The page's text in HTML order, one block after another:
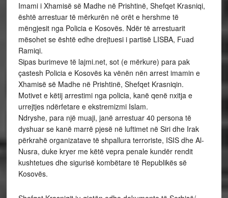
Imami i Xhamisë së Madhe në Prishtinë, Shefqet Krasniqi,
është arrestuar të mërkurën në orët e hershme të
mëngjesit nga Policia e Kosovës. Ndër të arrestuarit
mësohet se është edhe drejtuesi i partisë LISBA, Fuad
Ramiqi.
Sipas burimeve të lajmi.net, sot (e mërkure) para pak
çastesh Policia e Kosovës ka vënën nën arrest imamin e
Xhamisë së Madhe në Prishtinë, Shefqet Krasniqin.
Motivet e këtij arrestimi nga policia, kanë qenë nxitja e
urrejtjes ndërfetare e ekstremizmi Islam.
Ndryshe, para një muaji, janë arrestuar 40 persona të
dyshuar se kanë marrë pjesë në luftimet në Siri dhe Irak
përkrahë organizatave të shpallura terroriste, ISIS dhe Al-
Nusra, duke kryer me këtë vepra penale kundër rendit
kushtetues dhe sigurisë kombëtare të Republikës së
Kosovës.